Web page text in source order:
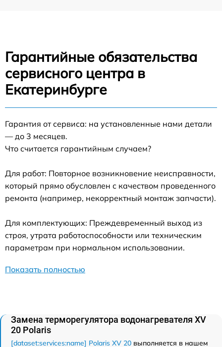
Гарантийные обязательства
сервисного центра в
Екатеринбурге
Гарантия от сервиса: на установленные нами детали
— до 3 месяцев.
Что считается гарантийным случаем?
Для работ: Повторное возникновение неисправности,
который прямо обусловлен с качеством проведенного
ремонта (например, некорректный монтаж запчасти).
Для комплектующих: Преждевременный выход из
строя, утрата работоспособности или техническим
параметрам при нормальном использовании.
Показать полностью
Замена терморегулятора водонагревателя XV
20 Polaris
[dataset:services:name] Polaris XV 20 выполняется в нашем